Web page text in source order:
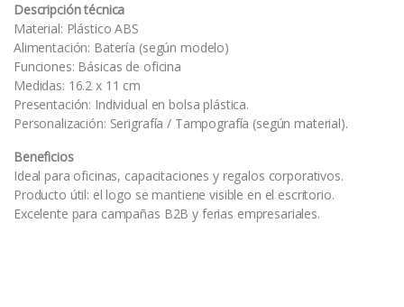
Descripción técnica
Material: Plástico ABS
Alimentación: Batería (según modelo)
Funciones: Básicas de oficina
Medidas: 16.2 x 11 cm
Presentación: Individual en bolsa plástica.
Personalización: Serigrafía / Tampografía (según material).
Beneficios
Ideal para oficinas, capacitaciones y regalos corporativos.
Producto útil: el logo se mantiene visible en el escritorio.
Excelente para campañas B2B y ferias empresariales.